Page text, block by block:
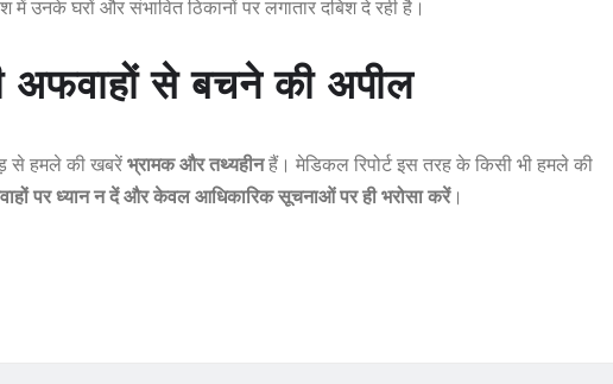
में उनके घरों और संभावित ठिकानों पर लगातार दबिश दे रही है।
अफवाहों से बचने की अपील
से हमले की खबरेंभ्रामक और तथ्यहीनहैं। मेडिकल रिपोर्ट इस तरह के किसी भी हमले की
पर ध्यान न दें और केवल आधिकारिक सूचनाओं पर ही भरोसा करें।